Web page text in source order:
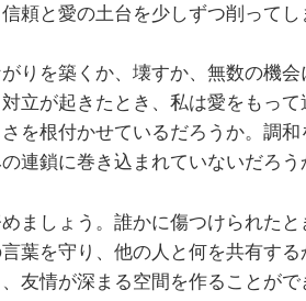
頼と愛の土台を少しずつ削ってし
りを築くか、壊すか、無数の機会
立が起きたとき、私は愛をもって
を根付かせているだろうか。調和
連鎖に巻き込まれていないだろう
ましょう。誰かに傷つけられた
葉を守り、他の人と何を共有す
友情が深まる空間を作ることがで